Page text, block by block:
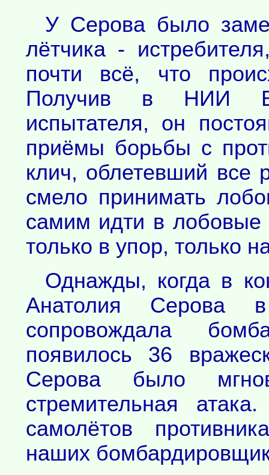
У Серова было
лётчика -
почти всё, что
Получив в НИИ
испытателя, он
приёмы борьбы с
клич, облетевший все
смело принимать
самим идти в лобовые
только в упор, только
Однажды, когда в
Анатолия Серова
сопровождала
появилось 36
Серова было
стремительная
самолётов
наших